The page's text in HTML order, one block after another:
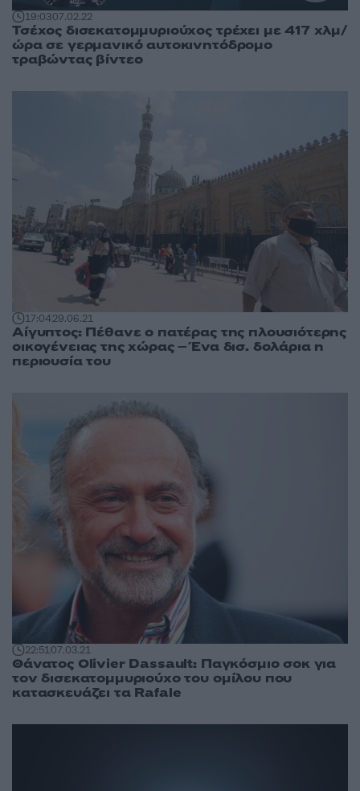
19:0307.02.22
Τσέχος δισεκατομμυριούχος τρέχει με 417 χλμ/
ώρα σε γερμανικό αυτοκινητόδρομο
τραβώντας βίντεο
17:0429.06.21
Αίγυπτος: Πέθανε ο πατέρας της πλουσιότερης
οικογένειας της χώρας – Ένα δισ. δολάρια η
περιουσία του
22:5107.03.21
Θάνατος Olivier Dassault: Παγκόσμιο σοκ για
τον δισεκατομμυριούχο του ομίλου που
κατασκευάζει τα Rafale